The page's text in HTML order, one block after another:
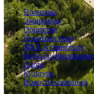
Политика
Экономика
Общество
Происшествия
ЖКХ и транспорт
Наука и образование
Спорт
Культура
Новости компаний